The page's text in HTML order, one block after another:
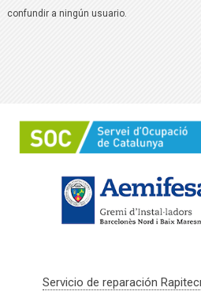
confundir a ningún usuario.
Servicio de reparación